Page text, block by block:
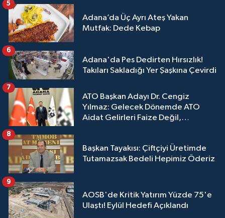
Adana’da Üç Ayrı Ateş Yakan
Mutfak: Dede Kebap
5
Adana'da Pes Dedirten Hırsızlık!
Takıları Sakladığı Yer Şaşkına Çevirdi
6
ATO Başkan Adayı Dr. Cengiz
Yılmaz: Gelecek Dönemde ATO
Aidat Gelirleri Faize Değil,
7
Başkan Tayakısı: Çiftçiyi Üretimde
Tutamazsak Bedeli Hepimiz Öderiz
8
AOSB'de Kritik Yatırım Yüzde 75'e
Ulaştı! Eylül Hedefi Açıklandı
9